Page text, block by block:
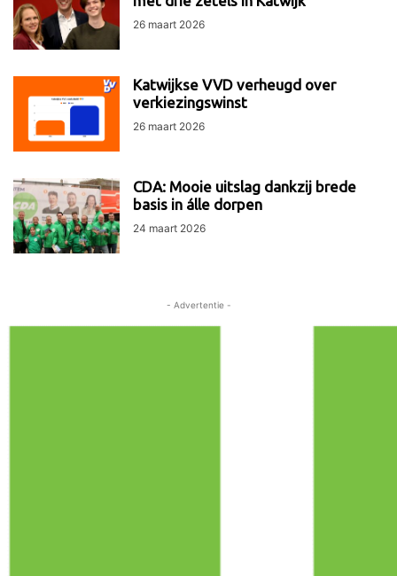
26 maart 2026
Katwijkse VVD verheugd over
verkiezingswinst
26 maart 2026
CDA: Mooie uitslag dankzij brede
basis in álle dorpen
24 maart 2026
- Advertentie -